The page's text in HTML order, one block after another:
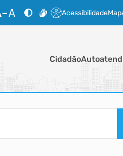
Acessibilidade
Cidadão